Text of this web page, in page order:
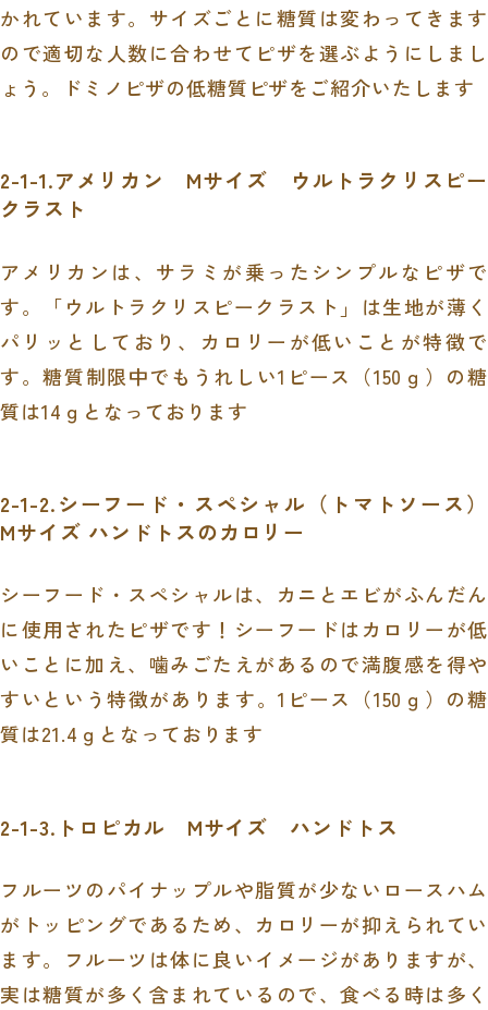
かれています。サイズごとに糖質は変わってきます
ので適切な人数に合わせてピザを選ぶようにしまし
ょう。ドミノピザの低糖質ピザをご紹介いたします
2-1-1.アメリカン Mサイズ ウルトラクリスピー
クラスト
アメリカンは、サラミが乗ったシンプルなピザで
す。「ウルトラクリスピークラスト」は生地が薄く
パリッとしており、カロリーが低いことが特徴で
す。糖質制限中でもうれしい1 ピース（150 ｇ）の糖
質は14 ｇとなっております
2-1-2.シーフード・スペシャル（トマトソース）
Mサイズ ハンドトスのカロリー
シーフード・スペシャルは、カニとエビがふんだん
に使用されたピザです！シーフードはカロリーが低
いことに加え、噛みごたえがあるので満腹感を得や
すいという特徴があります。1 ピース（150 ｇ）の糖
質は21.4 ｇとなっております
2-1-3.トロピカル Mサイズ ハンドトス
フルーツのパイナップルや脂質が少ないロースハム
がトッピングであるため、カロリーが抑えられてい
ます。フルーツは体に良いイメージがありますが、
実は糖質が多く含まれているので、食べる時は多く